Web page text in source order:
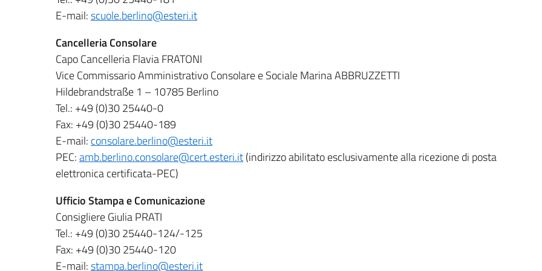
E-mail:scuole.berlino@esteri.it
Cancelleria Consolare
Capo Cancelleria Flavia FRATONI
Vice Commissario Amministrativo Consolare e Sociale Marina ABBRUZZETTI
Hildebrandstraße 1 – 10785 Berlino
Tel.: +49 (0)30 25440-0
Fax: +49 (0)30 25440-189
E-mail: consolare.berlino@esteri.it
PEC:amb.berlino.consolare@cert.esteri.it(indirizzo abilitato esclusivamente alla ricezione di posta
elettronica certificata-PEC)
Ufficio Stampa e Comunicazione
Consigliere Giulia PRATI
Tel.: +49 (0)30 25440-124/-125
Fax: +49 (0)30 25440-120
E-mail:stampa.berlino@esteri.it